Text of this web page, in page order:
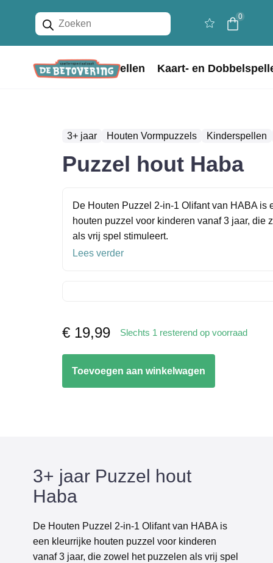
Producten
zoeken
0
Home Bordspellen Kaart- en
3+ jaar Houten Vormpuzzels Kinderspellen
Puzzel hout Haba
De Houten Puzzel 2-in-1 Olifant van HABA is
houten puzzel voor kinderen vanaf 3 jaar, die
als vrij spel stimuleert.
Lees verder
€ 19,99 Slechts 1 resterend op voorraad
hout
Toevoegen aan winkelwagen
3+ jaar Puzzel hout
Haba
De Houten Puzzel 2-in-1 Olifant van HABA is
een kleurrijke houten puzzel voor kinderen
vanaf 3 jaar, die zowel het puzzelen als vrij spel